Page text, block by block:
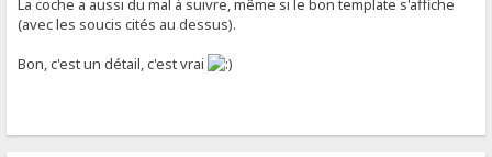
La coche a aussi du mal à suivre, même si le bon template s'affiche
(avec les soucis cités au dessus).
Bon, c'est un détail, c'est vrai